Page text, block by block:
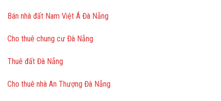
Bán nhà đất Nam Việt Á Đà Nẵng
Cho thuê chung cư Đà Nẵng
Thuê đất Đà Nẵng
Cho thuê nhà An Thượng Đà Nẵng